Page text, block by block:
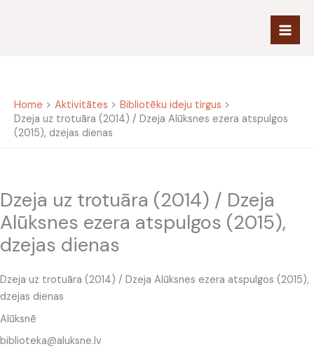
Home Aktivitātes
Bibliotēku ideju tirgus
Dzeja uz trotuāra (2014) / Dzeja Alūksnes ezera atspulgos
(2015), dzejas dienas
Dzeja uz trotuāra (2014) / Dzeja
Alūksnes ezera atspulgos (2015),
dzejas dienas
Dzeja uz trotuāra (2014) / Dzeja Alūksnes ezera atspulgos (2015),
dzejas dienas
Alūksnē
biblioteka@aluksne.lv